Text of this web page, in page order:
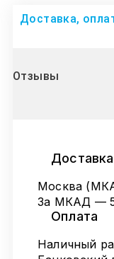
Доставка,
Отзывы
Доставка
Москва
За МКАД —
Оплата
Наличный